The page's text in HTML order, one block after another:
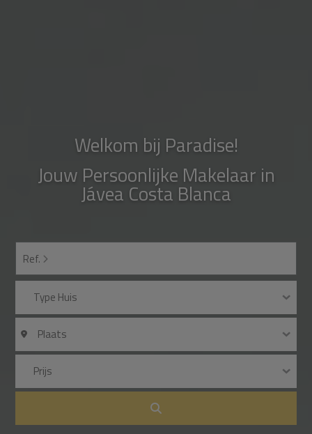
Welkom bij Paradise!
Jouw Persoonlijke Makelaar in
Jávea Costa Blanca
Ref.
Type Huis
Plaats
Prijs